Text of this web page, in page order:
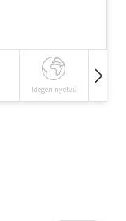
Idegen nyelvű